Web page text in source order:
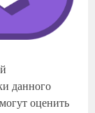
данного
оценить